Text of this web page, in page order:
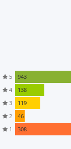
5
943
4
138
3
119
2
46
1
308